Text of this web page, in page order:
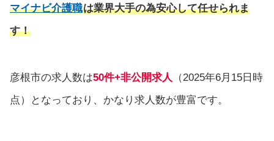
マイナビ介護職は業界大手の為安心して任せられま
す！
彦根市の求人数は50件+非公開求人 （2025年6月15日時
点）となっており、かなり求人数が豊富です。